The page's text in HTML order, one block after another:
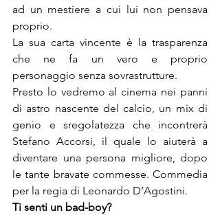
ad un mestiere a cui lui non pensava
proprio.
La sua carta vincente è la trasparenza
che ne fa un vero e proprio
personaggio senza sovrastrutture.
Presto lo vedremo al cinema nei panni
di astro nascente del calcio, un mix di
genio e sregolatezza che incontrerà
Stefano Accorsi, il quale lo aiuterà a
diventare una persona migliore, dopo
le tante bravate commesse. Commedia
per la regia di Leonardo D’Agostini.
Ti senti un bad-boy?